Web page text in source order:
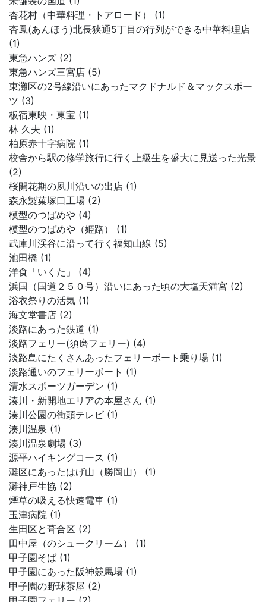
杏花村（中華料理・トアロード） (1)
杏鳳(あんほう)北長狭通5丁目の行列ができる中華料理店
(1)
東急ハンズ (2)
東急ハンズ三宮店 (5)
東灘区の2号線沿いにあったマクドナルド＆マックスポー
ツ (3)
板宿東映・東宝 (1)
林 久夫 (1)
柏原赤十字病院 (1)
校舎から駅の修学旅行に行く上級生を盛大に見送った光景
(2)
桜開花期の夙川沿いの出店 (1)
森永製菓塚口工場 (2)
模型のつばめや (4)
模型のつばめや（姫路） (1)
武庫川渓谷に沿って行く福知山線 (5)
池田橋 (1)
洋食「いくた」 (4)
浜国（国道２５０号）沿いにあった頃の大塩天満宮 (2)
浴衣祭りの活気 (1)
海文堂書店 (2)
淡路にあった鉄道 (1)
淡路フェリー(須磨フェリー) (4)
淡路島にたくさんあったフェリーボート乗り場 (1)
淡路通いのフェリーボート (1)
清水スポーツガーデン (1)
湊川・新開地エリアの本屋さん (1)
湊川公園の街頭テレビ (1)
湊川温泉 (1)
湊川温泉劇場 (3)
源平ハイキングコース (1)
灘区にあったはげ山（勝岡山） (1)
灘神戸生協 (2)
煙草の吸える快速電車 (1)
玉津病院 (1)
生田区と葺合区 (2)
田中屋（のシュークリーム） (1)
甲子園そば (1)
甲子園にあった阪神競馬場 (1)
甲子園の野球茶屋 (2)